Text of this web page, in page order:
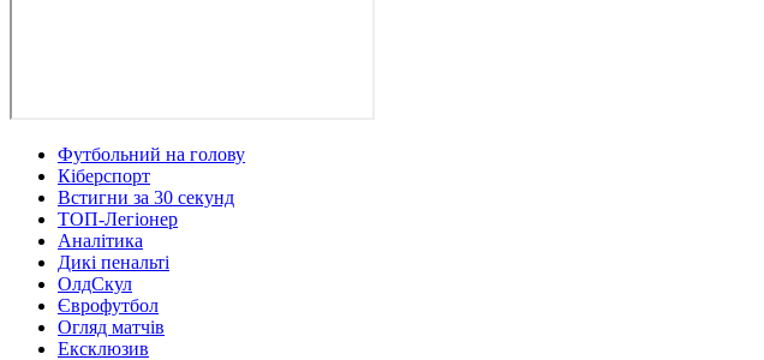
Футбольний на голову
Кіберспорт
Встигни за 30 секунд
ТОП-Легіонер
Аналітика
Дикі пенальті
ОлдСкул
Єврофутбол
Огляд матчів
Ексклюзив